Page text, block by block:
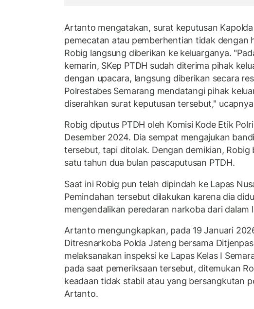
Artanto mengatakan, surat keputusan
pemecatan atau pemberhentian tidak dengan
Robig langsung diberikan ke keluarganya.
kemarin, SKep PTDH sudah diterima pihak
dengan upacara, langsung diberikan secara
Polrestabes Semarang mendatangi pihak
diserahkan surat keputusan tersebut,"
Robig diputus PTDH oleh Komisi Kode Etik
Desember 2024. Dia sempat mengajukan
tersebut, tapi ditolak. Dengan demikian, Robig
satu tahun dua bulan pascaputusan PTDH.
Saat ini Robig pun telah dipindah ke Lapas
Pemindahan tersebut dilakukan karena dia
mengendalikan peredaran narkoba dari dalam
Artanto mengungkapkan, pada 19 Januari
Ditresnarkoba Polda Jateng bersama
melaksanakan inspeksi ke Lapas Kelas I
pada saat pemeriksaan tersebut, ditemukan
keadaan tidak stabil atau yang bersangkutan
Artanto.